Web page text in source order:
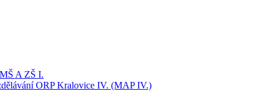
A ZŠ I.
ORP Kralovice IV. (MAP IV.)